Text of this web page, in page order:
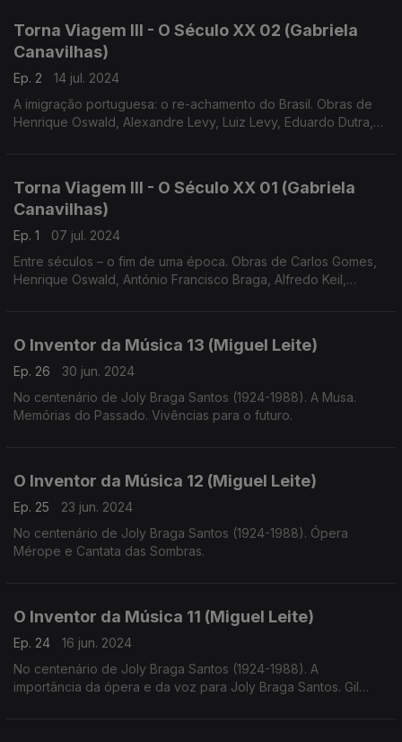
Torna Viagem III - O Século XX 02 (Gabriela
Canavilhas)
Ep. 2
14 jul. 2024
A imigração portuguesa: o re-achamento do Brasil. Obras de
Henrique Oswald, Alexandre Levy, Luiz Levy, Eduardo Dutra,
Torna Viagem III - O Século XX 01 (Gabriela
Canavilhas)
Ep. 1
07 jul. 2024
Entre séculos – o fim de uma época. Obras de Carlos Gomes,
Henrique Oswald, António Francisco Braga, Alfredo Keil,
O Inventor da Música 13 (Miguel Leite)
Ep. 26
30 jun. 2024
No centenário de Joly Braga Santos (1924-1988). A Musa.
Memórias do Passado. Vivências para o futuro.
O Inventor da Música 12 (Miguel Leite)
Ep. 25
23 jun. 2024
No centenário de Joly Braga Santos (1924-1988). Ópera
Mérope e Cantata das Sombras.
O Inventor da Música 11 (Miguel Leite)
Ep. 24
16 jun. 2024
No centenário de Joly Braga Santos (1924-1988). A
importância da ópera e da voz para Joly Braga Santos. Gil